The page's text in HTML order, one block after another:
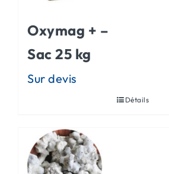
Oxymag + –
Sac 25 kg
Détails